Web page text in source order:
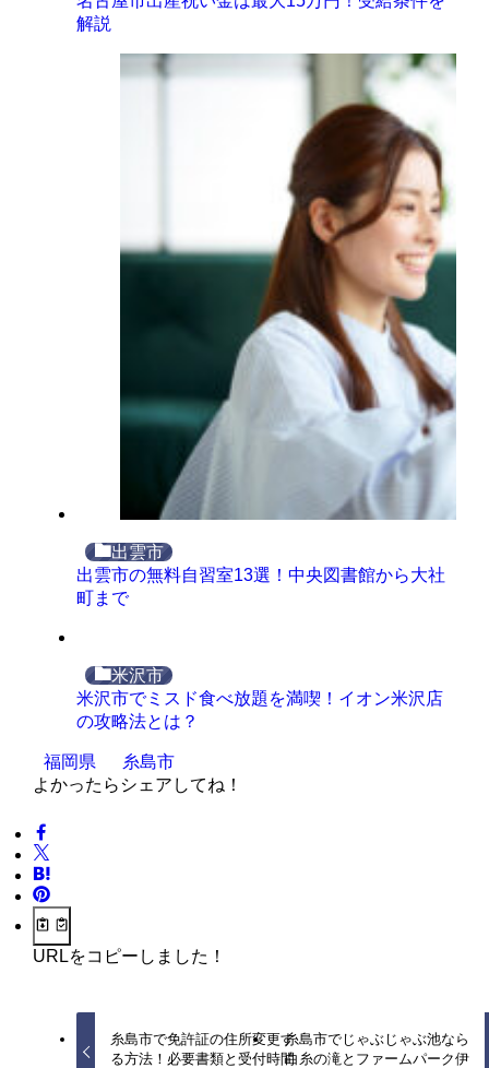
解説
出雲市
出雲市の無料自習室13選！中央図書館から大社
町まで
米沢市
米沢市でミスド食べ放題を満喫！イオン米沢店
の攻略法とは？
福岡県
糸島市
よかったらシェアしてね！
URLをコピーしました！
糸島市で免許証の住所変更す
る方法！必要書類と受付時間
糸島市でじゃぶじゃぶ池なら
白糸の滝とファームパーク伊